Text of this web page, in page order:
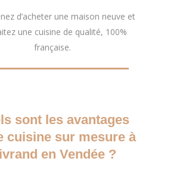
d’acheter une maison neuve et
une cuisine de qualité, 100%
française.
sont les avantages
cuisine sur mesure à
en Vendée ?